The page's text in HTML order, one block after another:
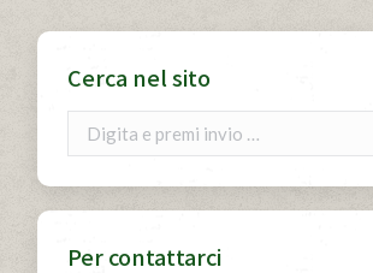
Cerca nel sito
Per contattarci